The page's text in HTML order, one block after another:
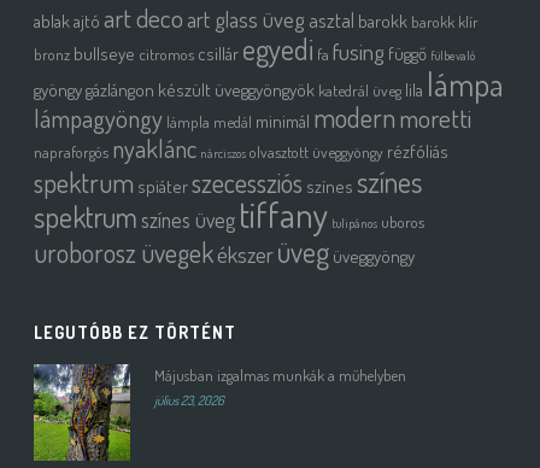
ablakajtó art deco art glass üvegasztal barokk barokk klír
bronz bullseye citromos csillár egyedi fa fusing függő fülbevaló
gyöngygázlángon készült üveggyöngyök katedrál üveg lila lámpa
lámpagyöngy lámpla medál minimál modernmoretti
napraforgós nyaklánc nárciszos olvasztott üveggyöngy rézfóliás
spektrum spiáterszecessziós színes színes
spektrumszínes üveg tiffany tulipános uboros
uroborosz üvegekékszerüveg üveggyöngy
LEGUTÓBB EZ TÖRTÉNT
Májusban izgalmas munkák a műhelyben
július 23, 2026